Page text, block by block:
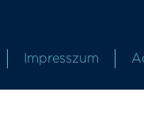
Impresszum